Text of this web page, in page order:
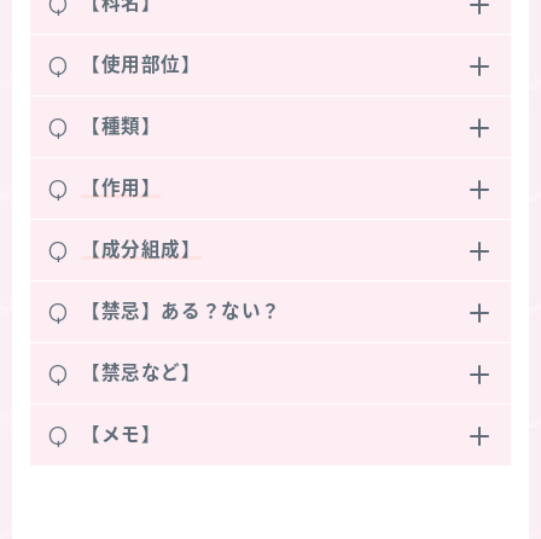
Q 【使用部位】
Q 【種類】
Q 【作用】
Q 【成分組成】
Q 【禁忌】ある？ない？
Q 【禁忌など】
Q 【メモ】